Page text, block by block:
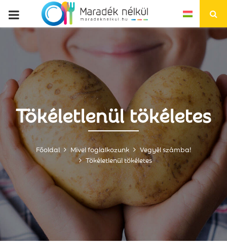
P
R
M
A
R
Y
M
E
Tökéletlenül tökéletes
Főoldal Mivel foglalkozunk
Vegyél számba!
Tökéletlenül tökéletes